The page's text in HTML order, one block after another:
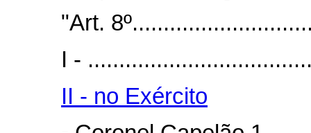
"Art.
I -
II - no Exército